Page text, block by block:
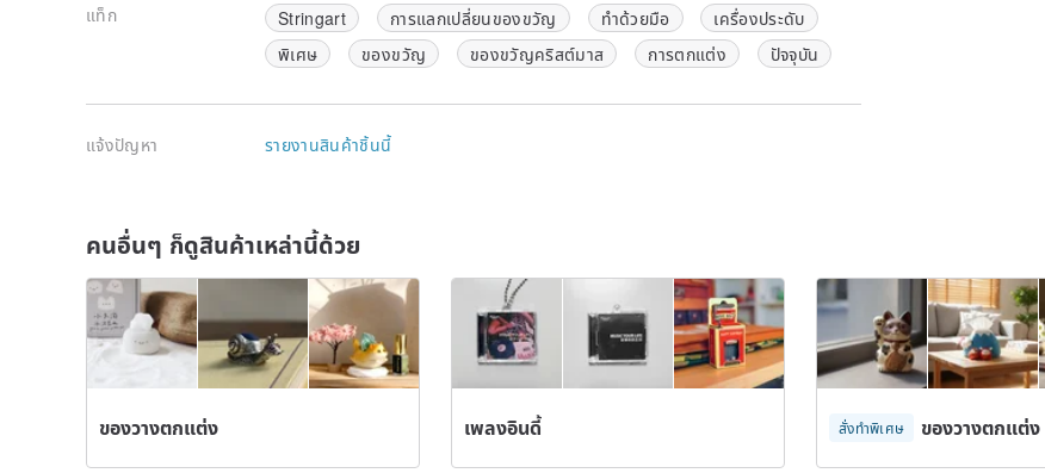
แท็ก Stringart การแลกเปลี่ยนของขวัญ ทำด้วยมือ
เครื่องประดับ
พิเศษ
ของขวัญ ของขวัญคริสต์มาส การตกแต่ง ปัจจุบัน
แจ้งปัญหา รายงานสินค้าชิ้นนี้
คนอื่นๆ ก็ดูสินค้าเหล่านี้ด้วย
ของวางตกแต่ง เพลงอินดี้ สั่งทำพิเศษ ของวางตกแต่ง